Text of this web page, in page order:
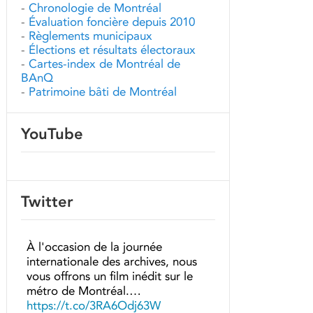
- Chronologie de Montréal
- Évaluation foncière depuis 2010
- Règlements municipaux
- Élections et résultats électoraux
- Cartes-index de Montréal de
BAnQ
- Patrimoine bâti de Montréal
YouTube
Twitter
À l'occasion de la journée
internationale des archives, nous
vous offrons un film inédit sur le
métro de Montréal.…
https://t.co/3RA6Odj63W